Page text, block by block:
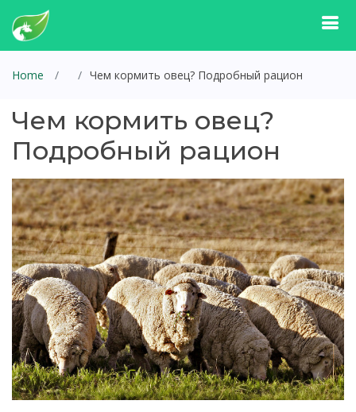
Home Чем кормить овец? Подробный рацион
Чем кормить овец?
Подробный рацион